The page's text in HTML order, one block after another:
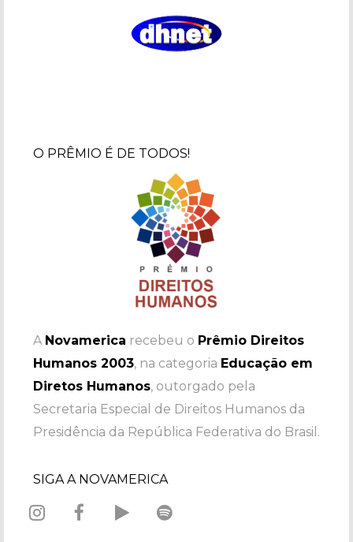
O PRÊMIO É DE TODOS!
A Novamerica recebeu o Prêmio Direitos
Humanos 2003, na categoria Educação em
Diretos Humanos, outorgado pela
Secretaria Especial de Direitos Humanos da
Presidência da República Federativa do Brasil.
SIGA A NOVAMERICA